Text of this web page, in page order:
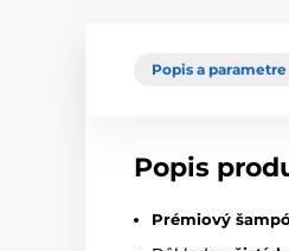
Popis a parametre
Popis
Prémiový